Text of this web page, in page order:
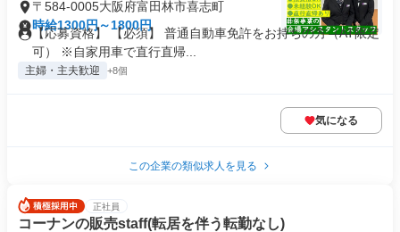
〒584-0005大阪府富田林市喜志町
時給1300円～1800円
【応募資格】 【必須】 普通自動車免許をお持ちの方（AT限定
可） ※自家用車で直行直帰...
主婦・主夫歓迎 +8個
気になる
この企業の類似求人を見る
正社員
コーナンの販売staff(転居を伴う転勤なし)